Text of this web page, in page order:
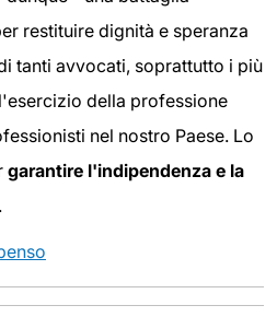
restituire dignità e speranza
tanti avvocati, soprattutto i più
della professione
nel nostro Paese. Lo
garantire l'indipendenza e la